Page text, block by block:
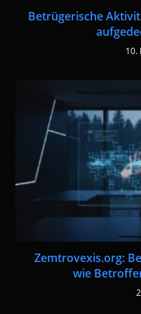
Betrügerische
10.
Zemtrovexis.org:
wie